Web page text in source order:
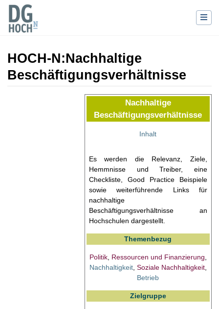
HOCH-N:Nachhaltige
Beschäftigungsverhältnisse
Nachhaltige
Beschäftigungsverhältnisse
Inhalt
Es werden die Relevanz, Ziele,
Hemmnisse und Treiber, eine
Checkliste, Good Practice Beispiele
sowie weiterführende Links für
nachhaltige
Beschäftigungsverhältnisse an
Hochschulen dargestellt.
Themenbezug
Politik, Ressourcen und Finanzierung
Nachhaltigkeit, Soziale Nachhaltigkeit,
Betrieb
Zielgruppe